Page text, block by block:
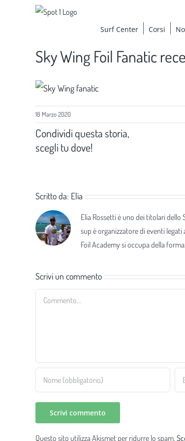
Surf Center Corsi
Sky Wing Foil Fanatic
18 Marzo 2020
Condividi questa storia,
scegli tu dove!
Scritto da: Elia
Elia Rossetti è uno dei titolari
sup è organizzatore di eventi
Foil Academy si occupa della
Scrivi un commento
Commento
Questo sito utilizza Akismet per ridurre lo spam.